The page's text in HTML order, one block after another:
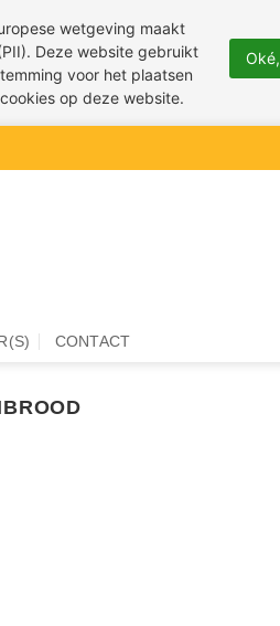
CONTACT
wetgeving maakt
Deze website gebruikt
voor het plaatsen
op deze website.